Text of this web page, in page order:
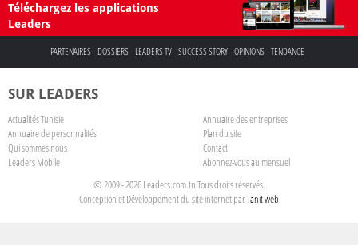
Téléchargez les applications
Leaders
PARTENAIRES DOSSIERS LEADERS TV SUCCESS STORY OPINIONS TENDANCE
SUR LEADERS
Actualités Tunisie
Annuaire des entreprises
Annuaire de personnalités
Plan du site
Qui sommes nous
Contact
Leaders Mobile
Abonnez-vous au mensuel
© 2009 - 2026 Leaders.com.tn Tous droits réservés.
Conception et Développement du site internet parTanit web